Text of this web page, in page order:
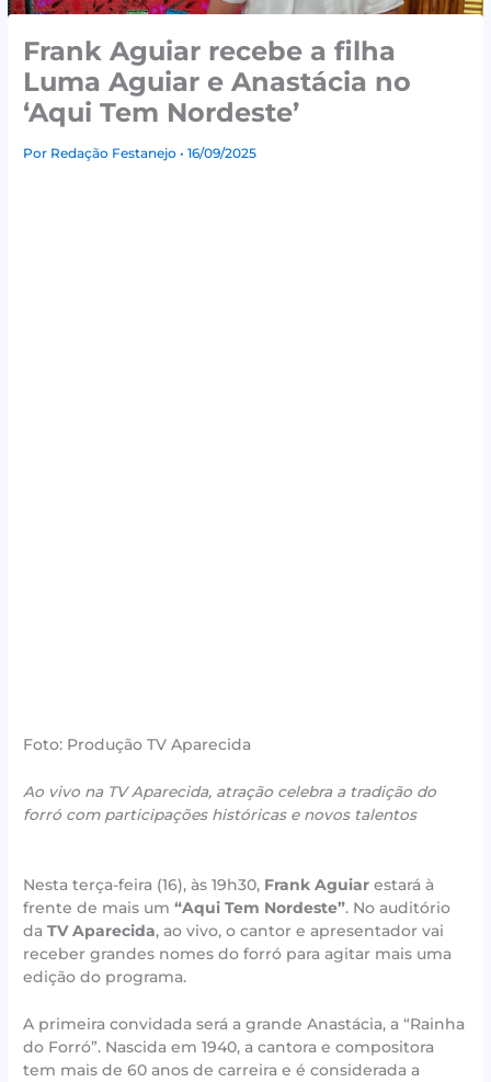
Frank Aguiar recebe a filha
Luma Aguiar e Anastácia no
‘Aqui Tem Nordeste’
Por Redação Festanejo• 16/09/2025
Foto: Produção TV Aparecida
Ao vivo na TV Aparecida, atração celebra a tradição do
forró com participações históricas e novos talentos
Nesta terça-feira (16), às 19h30, Frank Aguiar estará à
frente de mais um“Aqui Tem Nordeste”. No auditório
daTV Aparecida, ao vivo, o cantor e apresentador vai
receber grandes nomes do forró para agitar mais uma
edição do programa.
A primeira convidada será a grande Anastácia, a “Rainha
do Forró”. Nascida em 1940, a cantora e compositora
tem mais de 60 anos de carreira e é considerada a